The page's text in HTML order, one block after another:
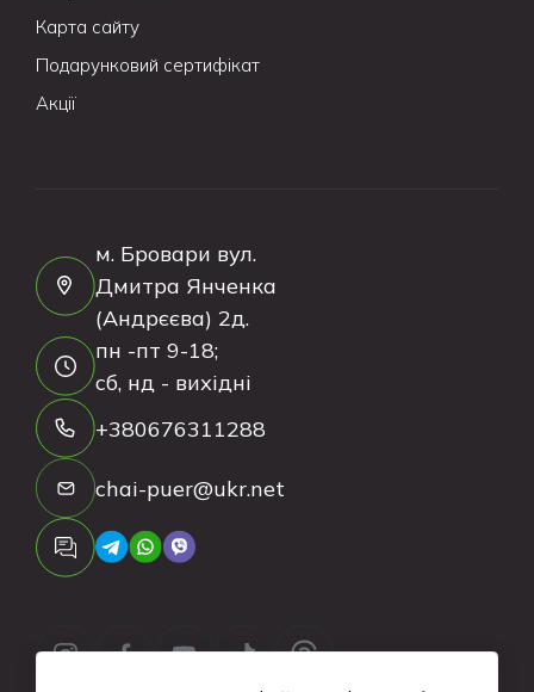
Карта сайту
Подарунковий сертифікат
Акції
м. Бровари вул.
Дмитра Янченка
(Андрєєва) 2д.
пн -пт 9-18;
сб, нд - вихідні
+380676311288
chai-puer@ukr.net